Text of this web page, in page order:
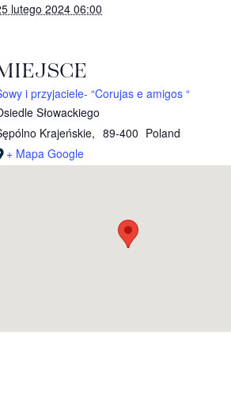
lutego 2024 06:00
i przyjaciele- “Corujas e amigos “
Słowackiego
Krajeńskie, 89-400 Poland
+ Mapa Google